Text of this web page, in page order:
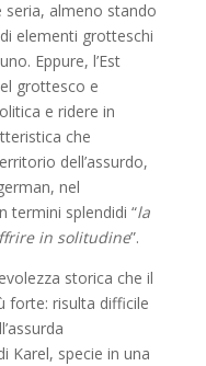
seria, almeno stando
elementi grotteschi
Eppure, l’Est
grottesco e
e ridere in
che
dell’assurdo,
nel
termini splendidi “la
in solitudine”.
storica che il
forte: risulta difficile
Karel, specie in una